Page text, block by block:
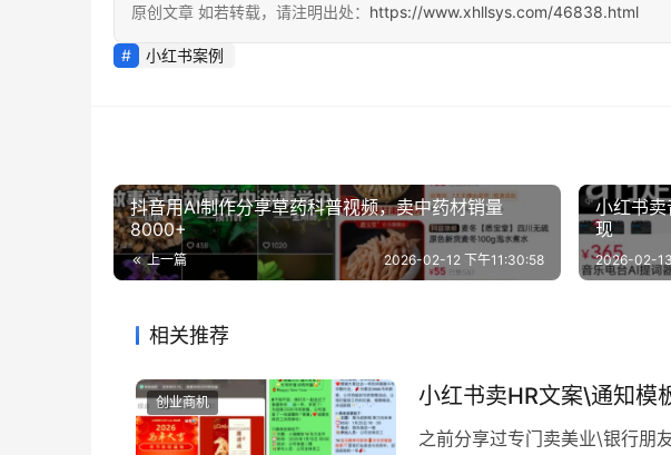
原创文章 如若转载，请注明出处： https://www.xhllsys.com/46838.html
小红书案例
抖音用AI制作分享草药科普视频，卖中药材销量
8000+
上一篇 2026-02-12 下午11:30:58
小红书
现
2026-02-
相关推荐
创业商机 小红书卖HR文案\通知模
之前分享过专门卖美业\银行朋